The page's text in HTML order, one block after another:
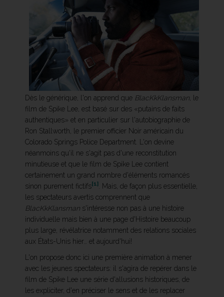
Dès le générique, l'on apprend que BlacKkKlansman , le
film de Spike Lee, est basé sur des «putains de faits
authentiques» et en particulier sur l'autobiographie de
Ron Stallworth, le premier officier Noir américain du
Colorado Springs Police Department. L'on devine
néanmoins qu'il ne s'agit pas d'une reconstitution
minutieuse et que le film de Spike Lee contient
certainement un grand nombre d'éléments romancés
sinon purement fictifs[1] . Mais, de façon plus essentielle,
les spectateurs avertis comprennent que
BlacKkKlansman s'intéresse non pas à une histoire
individuelle mais bien à une page d'Histoire beaucoup
plus large, révélatrice notamment des relations sociales
aux États-Unis hier… et aujourd'hui!
L'on propose donc ici une première animation à mener
avec les jeunes spectateurs: il s'agira de repérer dans le
film de Spike Lee une série d'allusions historiques, de
les expliciter, d'en préciser le sens et de les replacer